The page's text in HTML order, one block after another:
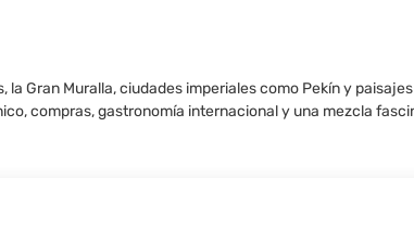
Gran Muralla, ciudades imperiales como Pekín y
compras, gastronomía internacional y una mezcla